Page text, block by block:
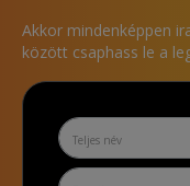
Akkor mindenképpen
között csaphass le a